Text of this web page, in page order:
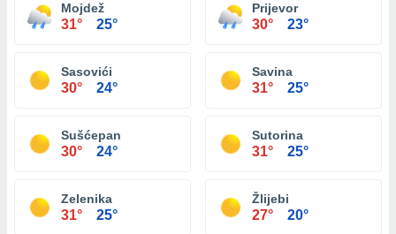
Mojdež
31° 25°
Prijevor
30° 23°
Sasovići
30° 24°
Savina
31° 25°
Sušćepan
30° 24°
Sutorina
31° 25°
Zelenika
31° 25°
Žlijebi
27° 20°